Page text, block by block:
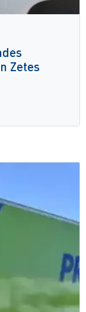
Zetes